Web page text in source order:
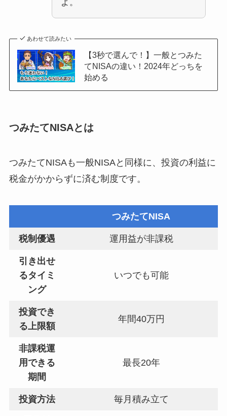
よ。
あわせて読みたい
【3秒で選んで！】一般とつみた
てNISAの違い！2024年どっちを
始める
つみたてNISAとは
つみたてNISAも一般NISAと同様に、投資の利益に
税金がかからずに済む制度です。
つみたてNISA
税制優遇 運用益が非課税
引き出せ
るタイミ
ング
いつでも可能
投資でき
る上限額
年間40万円
非課税運
用できる
期間
最長20年
投資方法 毎月積み立て